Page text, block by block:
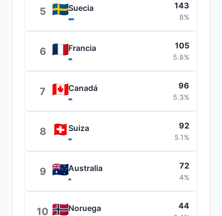
5 Suecia 143
8%
6 Francia 105
5.8%
7 Canadá 96
5.3%
8 Suiza 92
5.1%
9 Australia 72
4%
10 Noruega 44